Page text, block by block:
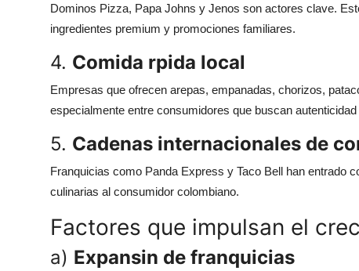
Dominos Pizza, Papa Johns y Jenos son actores clave.
ingredientes premium y promociones familiares.
4. Comida rpida local
Empresas que ofrecen arepas, empanadas, chorizos,
especialmente entre consumidores que buscan
5. Cadenas internacionales de
Franquicias como Panda Express y Taco Bell han entrado
culinarias al consumidor colombiano.
Factores que impulsan el
a) Expansin de franquicias